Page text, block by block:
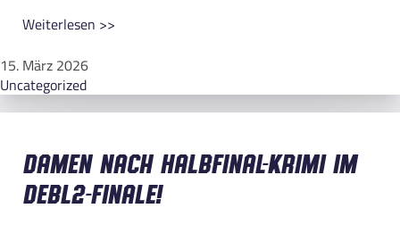
Weiterlesen >>
15. März 2026
Uncategorized
Damen nach Halbfinal-Krimi im
DEBL2-Finale!